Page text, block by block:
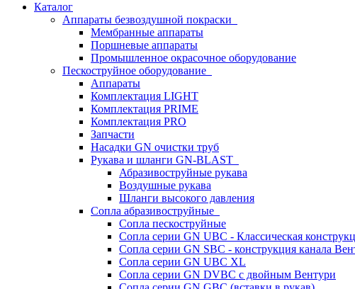
Каталог
Аппараты безвоздушной покраски
Мембранные аппараты
Поршневые аппараты
Промышленное окрасочное оборудование
Пескоструйное оборудование
Аппараты
Комплектация LIGHT
Комплектация PRIME
Комплектация PRO
Запчасти
Насадки GN очистки труб
Рукава и шланги GN-BLAST
Абразивоструйные рукава
Воздушные рукава
Шланги высокого давления
Сопла абразивоструйные
Сопла пескоструйные
Сопла серии GN UBC - Классическая
Сопла серии GN SBC - конструкция канала
Сопла серии GN UBC XL
Сопла серии GN DVBC с двойным Вентури